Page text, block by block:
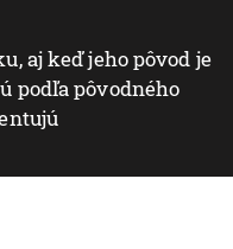
aj keď jeho pôvod je
podľa pôvodného